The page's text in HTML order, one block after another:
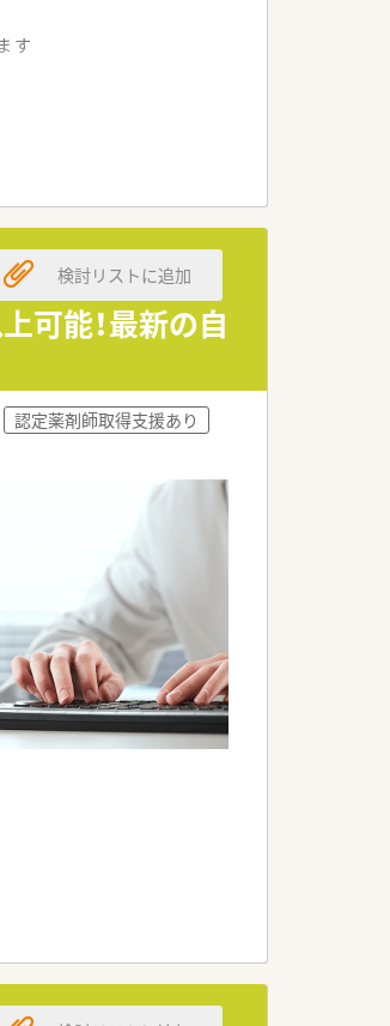
す
運営しています
ています
い環境が整備されて
可能！最新の自
検討リストに追加
認定薬剤師取得支援あり
す。
ます。
環境です。